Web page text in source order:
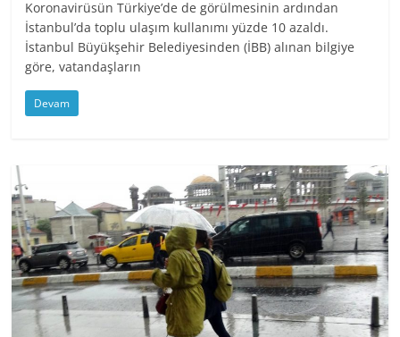
Koronavirüsün Türkiye’de de görülmesinin ardından
İstanbul’da toplu ulaşım kullanımı yüzde 10 azaldı.
İstanbul Büyükşehir Belediyesinden (İBB) alınan bilgiye
göre, vatandaşların
Devam